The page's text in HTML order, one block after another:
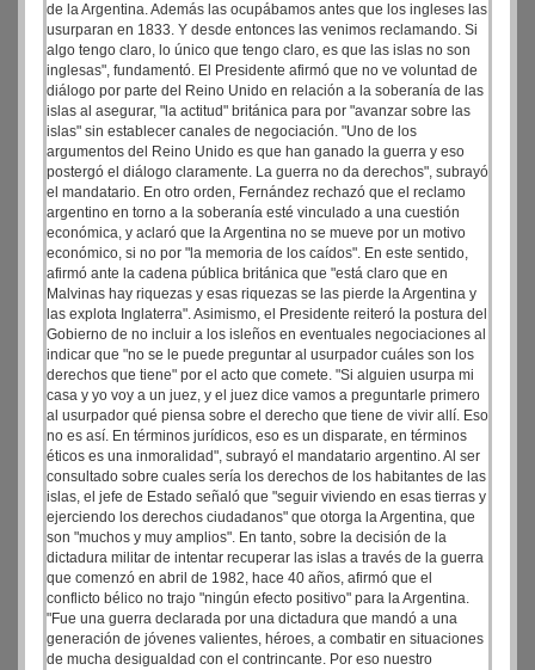
de la Argentina. Además las ocupábamos antes que los ingleses las
usurparan en 1833. Y desde entonces las venimos reclamando. Si
algo tengo claro, lo único que tengo claro, es que las islas no son
inglesas", fundamentó. El Presidente afirmó que no ve voluntad de
diálogo por parte del Reino Unido en relación a la soberanía de las
islas al asegurar, "la actitud" británica para por "avanzar sobre las
islas" sin establecer canales de negociación. "Uno de los
argumentos del Reino Unido es que han ganado la guerra y eso
postergó el diálogo claramente. La guerra no da derechos", subrayó
el mandatario. En otro orden, Fernández rechazó que el reclamo
argentino en torno a la soberanía esté vinculado a una cuestión
económica, y aclaró que la Argentina no se mueve por un motivo
económico, si no por "la memoria de los caídos". En este sentido,
afirmó ante la cadena pública británica que "está claro que en
Malvinas hay riquezas y esas riquezas se las pierde la Argentina y
las explota Inglaterra". Asimismo, el Presidente reiteró la postura del
Gobierno de no incluir a los isleños en eventuales negociaciones al
indicar que "no se le puede preguntar al usurpador cuáles son los
derechos que tiene" por el acto que comete. "Si alguien usurpa mi
casa y yo voy a un juez, y el juez dice vamos a preguntarle primero
al usurpador qué piensa sobre el derecho que tiene de vivir allí. Eso
no es así. En términos jurídicos, eso es un disparate, en términos
éticos es una inmoralidad", subrayó el mandatario argentino. Al ser
consultado sobre cuales sería los derechos de los habitantes de las
islas, el jefe de Estado señaló que "seguir viviendo en esas tierras y
ejerciendo los derechos ciudadanos" que otorga la Argentina, que
son "muchos y muy amplios". En tanto, sobre la decisión de la
dictadura militar de intentar recuperar las islas a través de la guerra
que comenzó en abril de 1982, hace 40 años, afirmó que el
conflicto bélico no trajo "ningún efecto positivo" para la Argentina.
"Fue una guerra declarada por una dictadura que mandó a una
generación de jóvenes valientes, héroes, a combatir en situaciones
de mucha desigualdad con el contrincante. Por eso nuestro